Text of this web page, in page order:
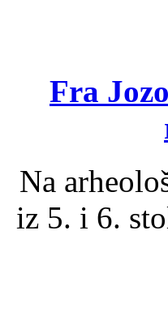
Fra
Na
iz 5. i 6.